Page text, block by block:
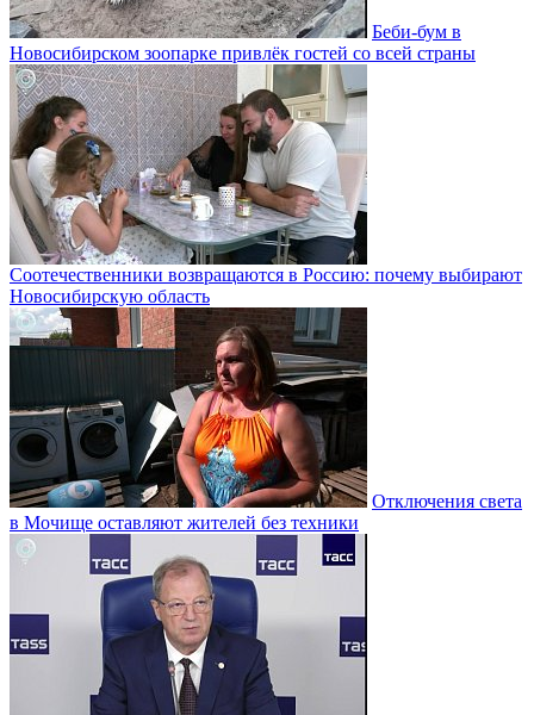
Беби-бум в
Новосибирском зоопарке привлёк гостей со всей страны
Соотечественники возвращаются в Россию: почему выбирают
Новосибирскую область
Отключения света
в Мочище оставляют жителей без техники